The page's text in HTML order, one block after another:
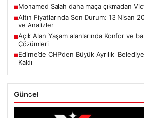
■Mohamed Salah daha maça çıkmadan
■Altın Fiyatlarında Son Durum: 13 Nisan
ve Analizler
■Açık Alan Yaşam alanlarında Konfor ve
Çözümleri
■Edirne’de CHP’den Büyük Ayrılık:
Kaldı
Güncel